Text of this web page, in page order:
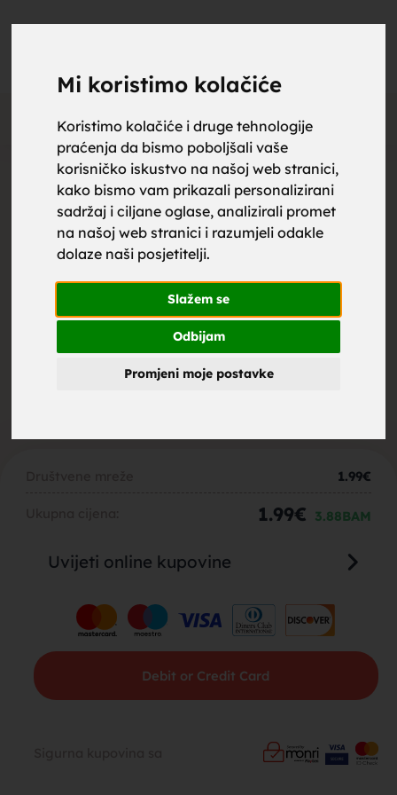
Mi koristimo kolačiće
Koristimo kolačiće i druge tehnologije
praćenja da bismo poboljšali vaše
korisničko iskustvo na našoj web stranici,
kako bismo vam prikazali personalizirani
sadržaj i ciljane oglase, analizirali promet
na našoj web stranici i razumjeli odakle
dolaze naši posjetitelji.
Slažem se
Odbijam
Promjeni moje postavke
Otključaj kontakt
Cijena kontakta:
Društvene mreže 1.99
Muškarac, 38
Makedonija
1.99€
1.99€ 3.88BAM
Uvijeti online kupovine
Debit or Credit Card
upoznaj
za brak,
zene za
brak,
muskarci
za brak,